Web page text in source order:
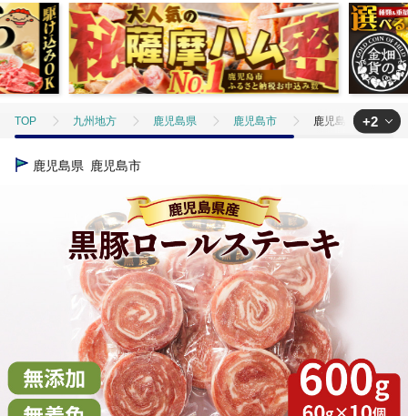
TOP 九州地方 鹿児島県 鹿児島市 鹿児島県産黒豚
TOP
+2
鹿児島県 鹿児島市